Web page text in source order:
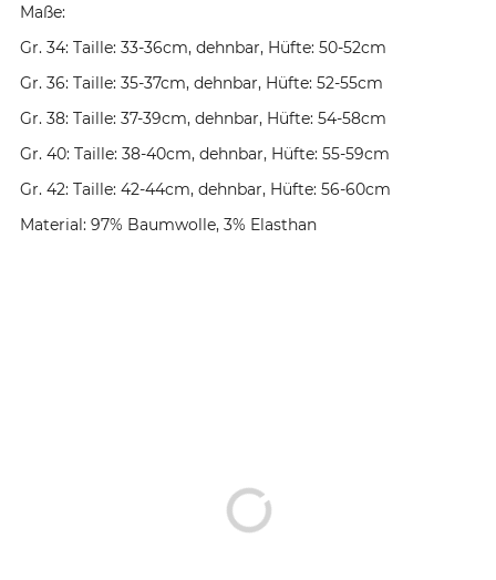
Maße:
Gr. 34: Taille: 33-36cm, dehnbar, Hüfte: 50-52cm
Gr. 36: Taille: 35-37cm, dehnbar, Hüfte: 52-55cm
Gr. 38: Taille: 37-39cm, dehnbar, Hüfte: 54-58cm
Gr. 40: Taille: 38-40cm, dehnbar, Hüfte: 55-59cm
Gr. 42: Taille: 42-44cm, dehnbar, Hüfte: 56-60cm
Material: 97% Baumwolle, 3% Elasthan